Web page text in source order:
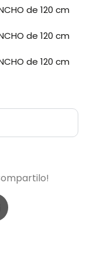
de 120 cm
de 120 cm
de 120 cm